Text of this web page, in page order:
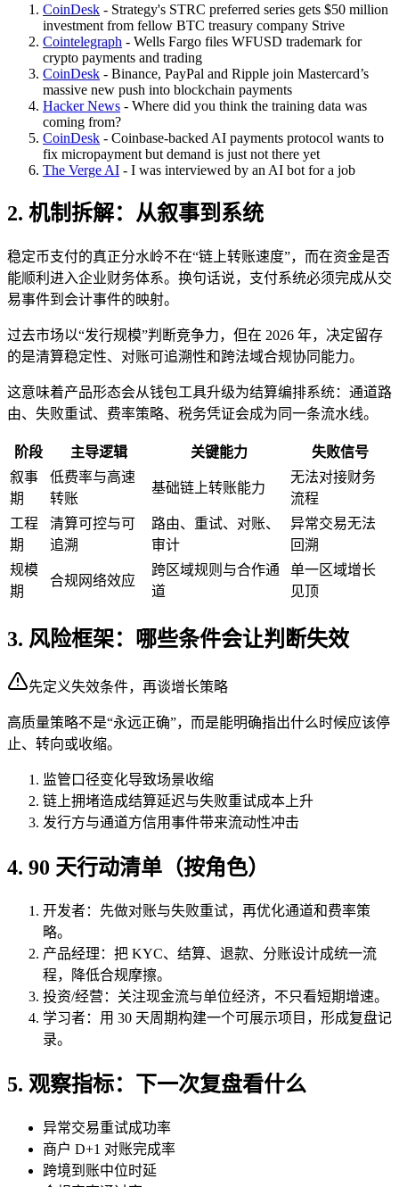
CoinDesk - Strategy's STRC preferred series gets $50 million
investment from fellow BTC treasury company Strive
Cointelegraph - Wells Fargo files WFUSD trademark for
crypto payments and trading
CoinDesk - Binance, PayPal and Ripple join Mastercard’s
massive new push into blockchain payments
Hacker News - Where did you think the training data was
coming from?
CoinDesk - Coinbase-backed AI payments protocol wants to
fix micropayment but demand is just not there yet
The Verge AI - I was interviewed by an AI bot for a job
2. 机制拆解：从叙事到系统
稳定币支付的真正分水岭不在“链上转账速度”，而在资金是否
能顺利进入企业财务体系。换句话说，支付系统必须完成从交
易事件到会计事件的映射。
过去市场以“发行规模”判断竞争力，但在 2026 年，决定留存
的是清算稳定性、对账可追溯性和跨法域合规协同能力。
这意味着产品形态会从钱包工具升级为结算编排系统：通道路
由、失败重试、费率策略、税务凭证会成为同一条流水线。
阶段 主导逻辑 关键能力
失败信号
叙事
期
低费率与高速
转账
基础链上转账能力
无法对接财务
流程
工程
期
清算可控与可
追溯
路由、重试、对账、
审计
异常交易无法
回溯
规模
期
合规网络效应
跨区域规则与合作通
道
单一区域增长
见顶
3. 风险框架：哪些条件会让判断失效
先定义失效条件，再谈增长策略
高质量策略不是“永远正确”，而是能明确指出什么时候应该停
止、转向或收缩。
监管口径变化导致场景收缩
链上拥堵造成结算延迟与失败重试成本上升
发行方与通道方信用事件带来流动性冲击
4. 90 天行动清单（按角色）
开发者：先做对账与失败重试，再优化通道和费率策
略。
产品经理：把 KYC、结算、退款、分账设计成统一流
程，降低合规摩擦。
投资/经营：关注现金流与单位经济，不只看短期增速。
学习者：用 30 天周期构建一个可展示项目，形成复盘记
录。
5. 观察指标：下一次复盘看什么
异常交易重试成功率
商户 D+1 对账完成率
跨境到账中位时延